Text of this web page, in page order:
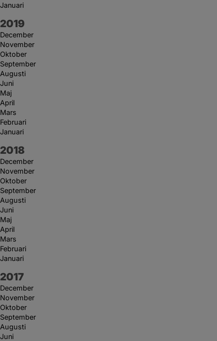
Januari
År:
2019
December
November
Oktober
September
Augusti
Juni
Maj
April
Mars
Februari
Januari
År:
2018
December
November
Oktober
September
Augusti
Juni
Maj
April
Mars
Februari
Januari
År:
2017
December
November
Oktober
September
Augusti
Juni